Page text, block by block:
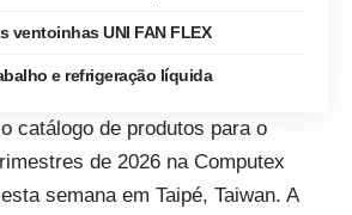
ventoinhas UNI FAN FLEX
e refrigeração líquida
catálogo de produtos para o
de 2026 na Computex
semana em Taipé, Taiwan. A